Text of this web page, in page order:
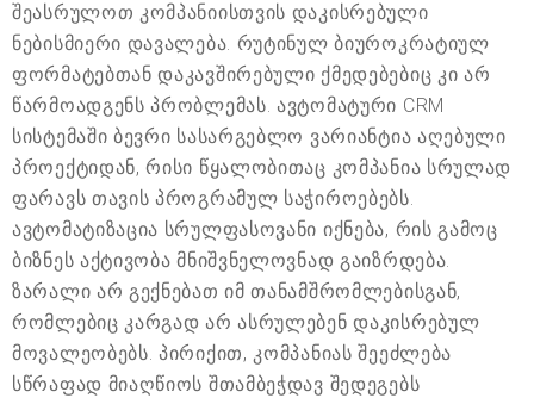
შეასრულოთ კომპანიისთვის დაკისრებული
ნებისმიერი დავალება. რუტინულ ბიუროკრატიულ
ფორმატებთან დაკავშირებული ქმედებებიც კი არ
წარმოადგენს პრობლემას. ავტომატური CRM
სისტემაში ბევრი სასარგებლო ვარიანტია აღებული
პროექტიდან, რისი წყალობითაც კომპანია სრულად
ფარავს თავის პროგრამულ საჭიროებებს.
ავტომატიზაცია სრულფასოვანი იქნება, რის გამოც
ბიზნეს აქტივობა მნიშვნელოვნად გაიზრდება.
ზარალი არ გექნებათ იმ თანამშრომლებისგან,
რომლებიც კარგად არ ასრულებენ დაკისრებულ
მოვალეობებს. პირიქით, კომპანიას შეეძლება
სწრაფად მიაღწიოს შთამბეჭდავ შედეგებს